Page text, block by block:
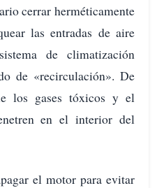
cerrar herméticamente
las entradas de aire
de climatización
de «recirculación». De
los gases tóxicos y el
en el interior del
el motor para evitar